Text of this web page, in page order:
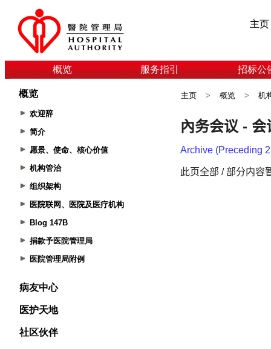
主页
概览 服务指引 招标公
概览
欢迎辞
简介
愿景、使命、核心价值
机构管治
组织架构
医院联网、医院及医疗机构
Blog 147B
捐款予医院管理局
医院管理局附例
病友中心
医护天地
社区伙伴
主页 > 概览 > 机